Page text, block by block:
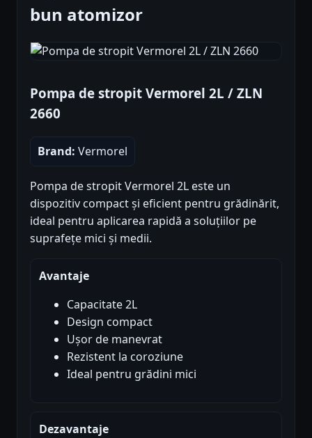
bun atomizor
Pompa de stropit Vermorel 2L / ZLN
2660
Brand: Vermorel
Pompa de stropit Vermorel 2L este un
dispozitiv compact și eficient pentru grădinărit,
ideal pentru aplicarea rapidă a soluțiilor pe
suprafețe mici și medii.
Avantaje
Capacitate 2L
Design compact
Ușor de manevrat
Rezistent la coroziune
Ideal pentru grădini mici
Dezavantaje